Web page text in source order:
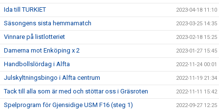
Ida till TURKIET 2023-04-18 11:10
Säsongens sista hemmamatch 2023-03-25 14:35
Vinnare på listlotteriet 2023-02-18 15:25
Damerna mot Enköping x 2 2023-01-27 15:45
Handbollslördag i Alfta 2022-11-24 00:01
Julskyltningsbingo i Alfta centrum 2022-11-19 21:34
Tack till alla som är med och stöttar oss i Gräsroten 2022-11-11 15:42
Spelprogram för Gjensidige USM F16 (steg 1) 2022-09-27 12:25